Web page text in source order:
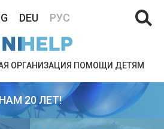
DEU РУС
ОРГАНИЗАЦИЯ ПОМОЩИ ДЕТЯМ
НАМ 20 ЛЕТ!